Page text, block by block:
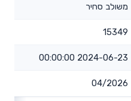
משולב סחיר
15349
2024-06-23 00:00:00
04/2026